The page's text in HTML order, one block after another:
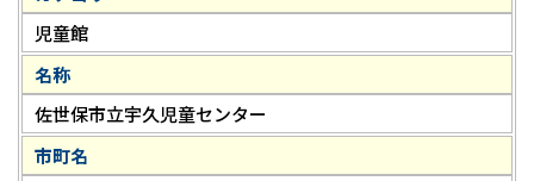
児童館
名称
佐世保市立宇久児童センター
市町名